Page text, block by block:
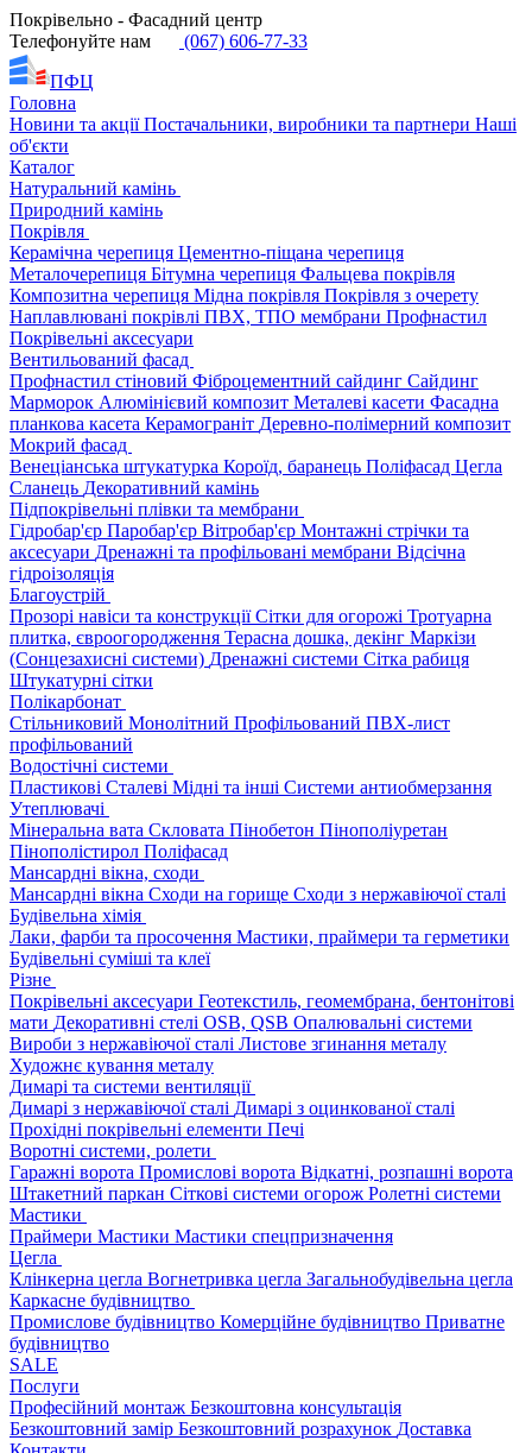
Покрівельно - Фасадний центр
Телефонуйте нам
(067) 606-77-33
ПФЦ
Головна
Новини та акціїПостачальники, виробники та партнери Наші
об'єкти
Каталог
Натуральний камінь
Природний камінь
Покрівля
Керамічна черепиця Цементно-піщана черепиця
Металочерепиця Бітумна черепиця Фальцева покрівля
Композитна черепиця Мідна покрівля Покрівля з очерету
Наплавлювані покрівлі ПВХ, ТПО мембрани Профнастил
Покрівельні аксесуари
Вентильований фасад
Профнастил стіновий Фіброцементний сайдинг Сайдинг
Марморок Алюмінієвий композит Металеві касети Фасадна
планкова касета Керамограніт Деревно-полімерний композит
Мокрий фасад
Венеціанська штукатурка Короїд, баранець Поліфасад Цегла
Сланець Декоративний камінь
Підпокрівельні плівки та мембрани
Гідробар'єр Паробар'єр Вітробар'єр Монтажні стрічки та
аксесуари Дренажні та профільовані мембрани Відсічна
гідроізоляція
Благоустрій
Прозорі навіси та конструкціїСітки для огорожі Тротуарна
плитка, євроогородження Терасна дошка, декінг Маркізи
(Сонцезахисні системи) Дренажні системи Сітка рабиця
Штукатурні сітки
Полікарбонат
Стільниковий Монолітний Профільований ПВХ-лист
профільований
Водостічні системи
Пластикові Сталеві Мідні та інші Системи антиобмерзання
Утеплювачі
Мінеральна вата Скловата Пінобетон Пінополіуретан
Пінополістирол Поліфасад
Мансардні вікна, сходи
Мансардні вікна Сходи на горище Сходи з нержавіючої сталі
Будівельна хімія
Лаки, фарби та просочення Мастики, праймери та герметики
Будівельні суміші та клеї
Різне
Покрівельні аксесуари Геотекстиль, геомембрана, бентонітові
мати Декоративні стелі OSB, QSB Опалювальні системи
Вироби з нержавіючої сталі Листове згинання металу
Художнє кування металу
Димарі та системи вентиляції
Димарі з нержавіючої сталі Димарі з оцинкованої сталі
Прохідні покрівельні елементи Печі
Воротні системи, ролети
Гаражні ворота Промислові ворота Відкатні, розпашні ворота
Штакетний паркан Сіткові системи огорож Ролетні системи
Мастики
Праймери Мастики Мастики спецпризначення
Цегла
Клінкерна цегла Вогнетривка цегла Загальнобудівельна цегла
Каркасне будівництво
Промислове будівництво Комерційне будівництво Приватне
будівництво
SALE
Послуги
Професійний монтаж Безкоштовна консультація
Безкоштовний замір Безкоштовний розрахунок Доставка